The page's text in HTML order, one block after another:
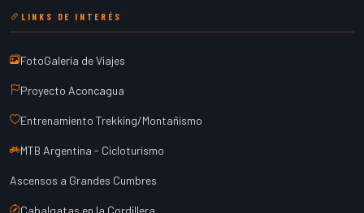
LINKS DE INTERÉS
FotoGalería de Viajes
Proyecto Aconcagua
Entrenamiento Trekking/Montañismo
MTB Argentina - Cicloturismo
Ascensos a Grandes Cumbres
Cabalgatas en la Cordillera